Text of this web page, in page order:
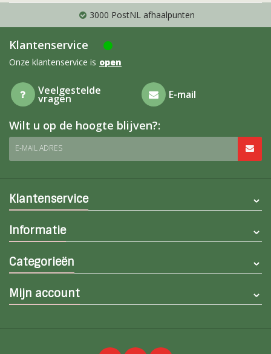
3000 PostNL afhaalpunten
Klantenservice
Onze klantenservice is open
Veelgestelde
vragen E-mail
Wilt u op de hoogte blijven?:
E-MAIL ADRES
Klantenservice
Informatie
Categorieën
Mijn account